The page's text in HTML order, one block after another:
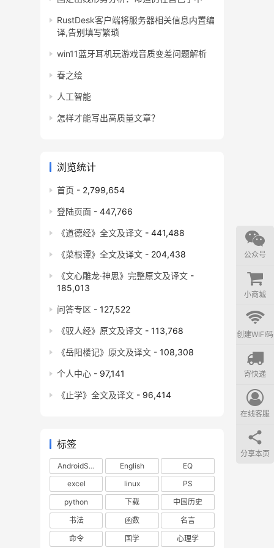
RustDesk客户端将服务器相关信息内置编
译,告别填写繁琐
win11蓝牙耳机玩游戏音质变差问题解析
春之绘
人工智能
怎样才能写出高质量文章？
浏览统计
首页 - 2,799,654
登陆页面 - 447,766
《道德经》全文及译文 - 441,488
《菜根谭》全文及译文 - 204,438
《文心雕龙·神思》完整原文及译文 -
185,013
问答专区 - 127,522
《驭人经》原文及译文 - 113,768
《岳阳楼记》原文及译文 - 108,308
个人中心 - 97,141
《止学》全文及译文 - 96,414
标签
AndroidStudio English
EQ
excel
linux
PS
python
下载
中国历史
书法
函数
名言
命令
国学 心理学
公众号
小商城
创建WIFI码
寄快递
在线客服
分享本页